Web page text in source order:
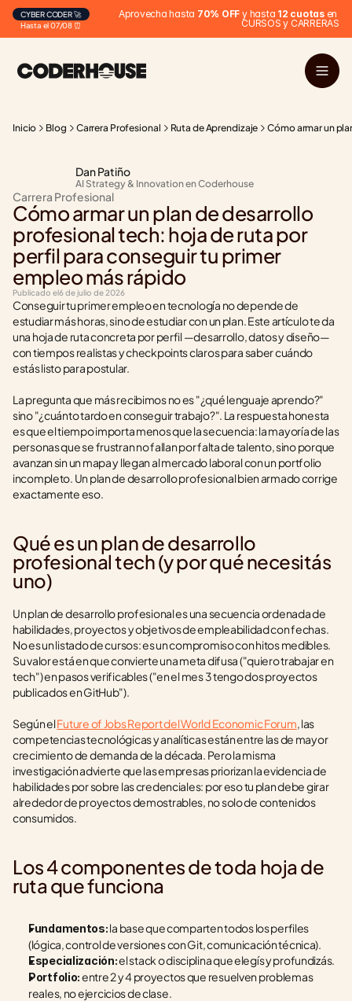
Hasta el 07/08 ⏰
CYBER CODER 🚀 Aprovecha hasta 70% OFF y hasta 12 cuotas en
CURSOS y CARRERAS
Inicio Blog Carrera Profesional Ruta de Aprendizaje Cómo armar un
Dan Patiño
AI Strategy & Innovation en Coderhouse
Carrera Profesional
Cómo armar un plan de desarrollo
profesional tech: hoja de ruta por
perfil para conseguir tu primer
empleo más rápido
Publicado el6 de julio de 2026
Conseguir tu primer empleo en tecnología no depende de
estudiar más horas, sino de estudiar con un plan. Este artículo te da
una hoja de ruta concreta por perfil —desarrollo, datos y diseño—
con tiempos realistas y checkpoints claros para saber cuándo
estás listo para postular.
La pregunta que más recibimos no es "¿qué lenguaje aprendo?"
sino "¿cuánto tardo en conseguir trabajo?". La respuesta honesta
es que el tiempo importa menos que la secuencia: la mayoría de las
personas que se frustran no fallan por falta de talento, sino porque
avanzan sin un mapa y llegan al mercado laboral con un portfolio
incompleto. Un plan de desarrollo profesional bien armado corrige
exactamente eso.
Qué es un plan de desarrollo
profesional tech (y por qué necesitás
uno)
Un plan de desarrollo profesional es una secuencia ordenada de
habilidades, proyectos y objetivos de empleabilidad con fechas.
No es un listado de cursos: es un compromiso con hitos medibles.
Su valor está en que convierte una meta difusa ("quiero trabajar en
tech") en pasos verificables ("en el mes 3 tengo dos proyectos
publicados en GitHub").
Según el Future of Jobs Report del World Economic Forum, las
competencias tecnológicas y analíticas están entre las de mayor
crecimiento de demanda de la década. Pero la misma
investigación advierte que las empresas priorizan la evidencia de
habilidades por sobre las credenciales: por eso tu plan debe girar
alrededor de proyectos demostrables, no solo de contenidos
consumidos.
Los 4 componentes de toda hoja de
ruta que funciona
Fundamentos: la base que comparten todos los perfiles
(lógica, control de versiones con Git, comunicación técnica).
Especialización: el stack o disciplina que elegís y profundizás.
Portfolio: entre 2 y 4 proyectos que resuelven problemas
reales, no ejercicios de clase.